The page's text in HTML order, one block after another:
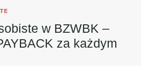
w BZWBK –
za każdym